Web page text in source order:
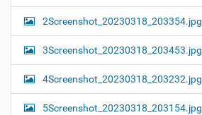
2Screenshot_20230318_203354.jpg
3Screenshot_20230318_203453.jpg
4Screenshot_20230318_203232.jpg
5Screenshot_20230318_203154.jpg